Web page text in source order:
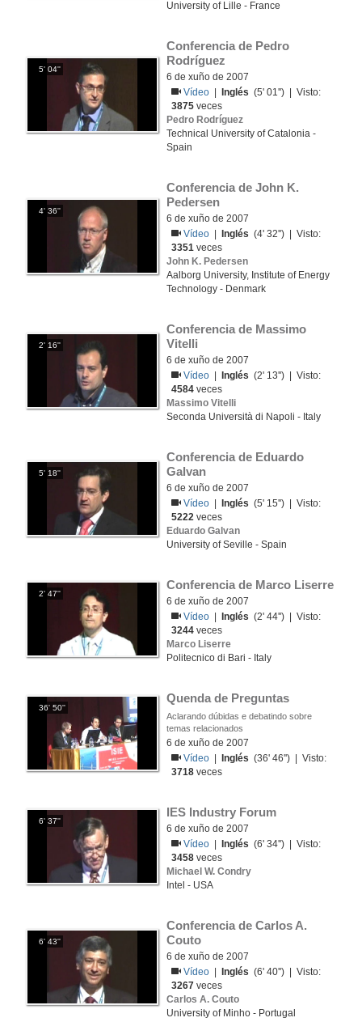
University of Lille - France
5' 04''
Conferencia de Pedro
Rodríguez
6 de xuño de 2007
Vídeo
Inglés (5' 01'') | Visto:
3875 veces
Pedro Rodríguez
Technical University of Catalonia -
Spain
4' 36''
Conferencia de John K.
Pedersen
6 de xuño de 2007
Vídeo
Inglés (4' 32'') | Visto:
3351 veces
John K. Pedersen
Aalborg University, Institute of Energy
Technology - Denmark
2' 16''
Conferencia de Massimo
Vitelli
6 de xuño de 2007
Vídeo
Inglés (2' 13'') | Visto:
4584 veces
Massimo Vitelli
Seconda Università di Napoli - Italy
5' 18''
Conferencia de Eduardo
Galvan
6 de xuño de 2007
Vídeo
Inglés (5' 15'') | Visto:
5222 veces
Eduardo Galvan
University of Seville - Spain
2' 47''
Conferencia de Marco Liserre
6 de xuño de 2007
Vídeo
Inglés (2' 44'') | Visto:
3244 veces
Marco Liserre
Politecnico di Bari - Italy
36' 50''
Quenda de Preguntas
Aclarando dúbidas e debatindo sobre
temas relacionados
6 de xuño de 2007
Vídeo
Inglés (36' 46'') | Visto:
3718 veces
6' 37''
IES Industry Forum
6 de xuño de 2007
Vídeo
Inglés (6' 34'') | Visto:
3458 veces
Michael W. Condry
Intel - USA
6' 43''
Conferencia de Carlos A.
Couto
6 de xuño de 2007
Vídeo
Inglés (6' 40'') | Visto:
3267 veces
Carlos A. Couto
University of Minho - Portugal